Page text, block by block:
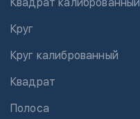
Круг
Круг калиброванный
Квадрат
Полоса